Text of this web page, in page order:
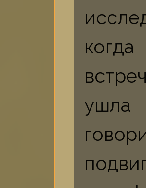
ушла